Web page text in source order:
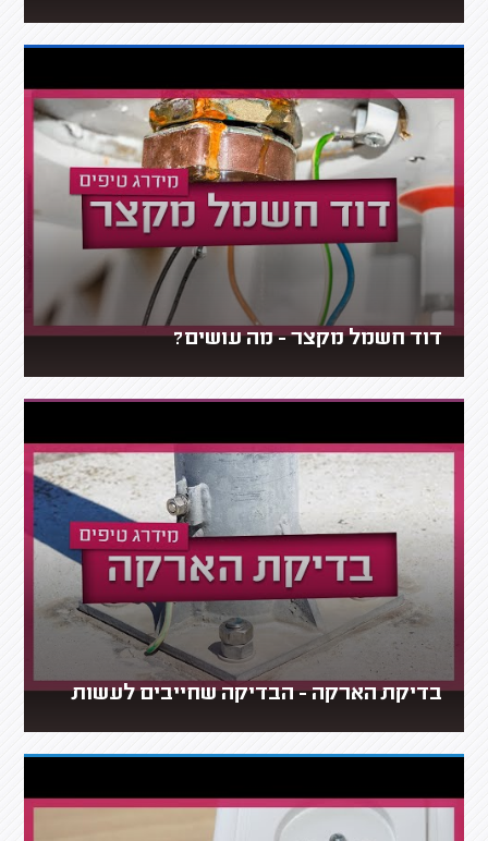
דוד חשמל מקצר - מה עושים?
בדיקת הארקה - הבדיקה שחייבים לעשות